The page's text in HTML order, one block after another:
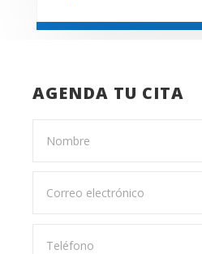
AGENDA TU CITA